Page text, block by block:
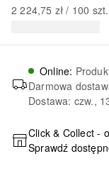
2 224,75 zł / 100 szt.
Online:
Darmowa
Dostawa: czw.,
Click & Collect -
Sprawdź